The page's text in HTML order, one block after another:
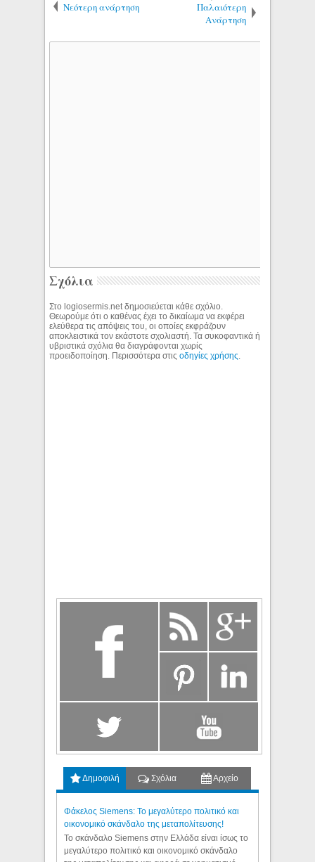
Νεότερη ανάρτηση
Παλαιότερη
Ανάρτηση
Σχόλια
Στο logiosermis.net δημοσιεύεται κάθε σχόλιο.
Θεωρούμε ότι ο καθένας έχει το δικαίωμα να εκφέρει
ελεύθερα τις απόψεις του, οι οποίες εκφράζουν
αποκλειστικά τον εκάστοτε σχολιαστή. Τα συκοφαντικά ή
υβριστικά σχόλια θα διαγράφονται χωρίς
προειδοποίηση. Περισσότερα στιςοδηγίες χρήσης.
Δημοφιλή Σχόλια Αρχείο
Φάκελος Siemens: Το μεγαλύτερο πολιτικό και
οικονομικό σκάνδαλο της μεταπολίτευσης!
Το σκάνδαλο Siemens στην Ελλάδα είναι ίσως το
μεγαλύτερο πολιτικό και οικονομικό σκάνδαλο